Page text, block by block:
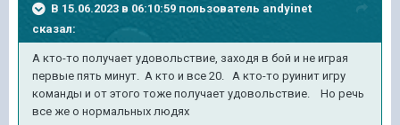
В 15.06.2023 в 06:10:59 пользователь andyinet
сказал:
А кто-то получает удовольствие, заходя в бой и не играя
первые пять минут. А кто и все 20. А кто-то руинит игру
команды и от этого тоже получает удовольствие. Но речь
все же о нормальных людях